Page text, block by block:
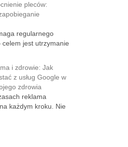
pleców:
regularnego
jest utrzymanie
i zdrowie: Jak
z usług Google w
zdrowia
reklama
każdym kroku. Nie